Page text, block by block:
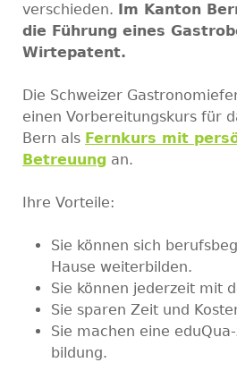
verschieden. Im Kanton
die Führung eines
Wirtepatent.
Die Schweizer
einen Vorbereitungskurs für
Bern als Fernkurs mit
Betreuung an.
Ihre Vorteile:
Sie können sich
Hause weiter­bilden.
Sie können jederzeit mit
Sie sparen Zeit und
Sie machen eine
bildung.